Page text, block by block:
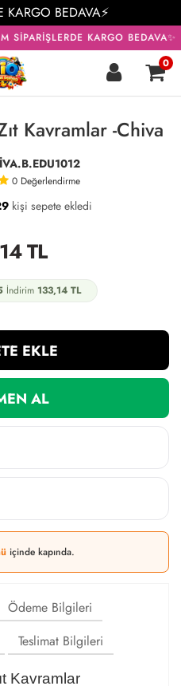
KARGO BEDAVA⚡
SİPARİŞLERDE KARGO BEDAVA✨
0
Kavramlar -Chiva
0 Değerlendirme
kişi sepete ekledi
12
TL
İndirim 133,14 TL
EKLE
AL
içinde kapında.
Ödeme Bilgileri
Teslimat Bilgileri
Kavramlar